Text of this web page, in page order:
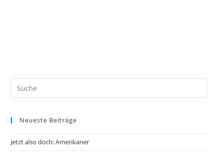
Neueste Beiträge
Jetzt also doch: Amerikaner